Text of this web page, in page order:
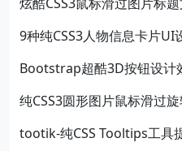
9种纯CSS3人物信息卡片UI
Bootstrap超酷3D按钮设计
纯CSS3圆形图片鼠标滑过
tootik-纯CSS Tooltips工具